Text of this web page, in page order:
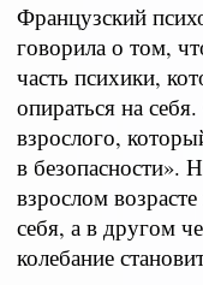
Французский
говорила о том,
часть психики,
опираться на
взрослого,
в безопасности».
взрослом
себя, а в другом
колебание